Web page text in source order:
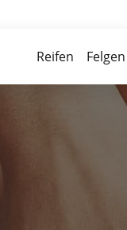
Reifen Felgen